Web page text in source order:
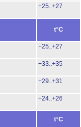
+25..+27
t°C
+25..+27
+33..+35
+29..+31
+24..+26
t°C